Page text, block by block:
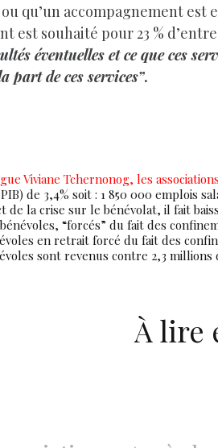
qu’un accompagnement
est souhaité pour 23 %
éventuelles et ce que ces
part de ces services”.
Viviane Tchernonog, les
de 3,4% soit : 1 850 000 emplois
de la crise sur le bénévolat, il fait
“forcés” du fait des
en retrait forcé du fait des
sont revenus contre 2,3
À lire